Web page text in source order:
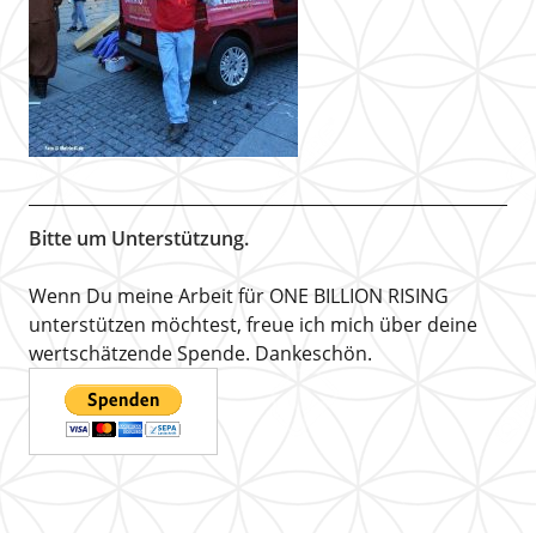
Bitte um Unterstützung.
Wenn Du meine Arbeit für ONE BILLION RISING
unterstützen möchtest, freue ich mich über deine
wertschätzende Spende. Dankeschön.